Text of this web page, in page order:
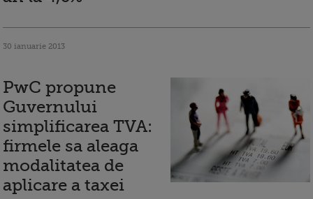
30 ianuarie 2013
PwC propune
Guvernului
simplificarea TVA:
firmele sa aleaga
modalitatea de
aplicare a taxei